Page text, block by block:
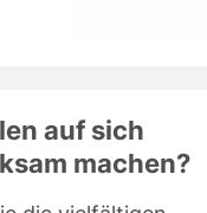
auf sich
machen?